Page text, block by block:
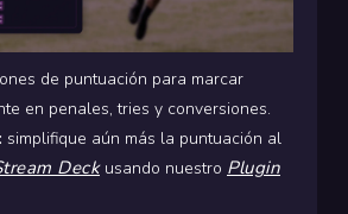
de puntuación para marcar
en penales, tries y conversiones.
simplifique aún más la puntuación al
Deckusando nuestro Plugin